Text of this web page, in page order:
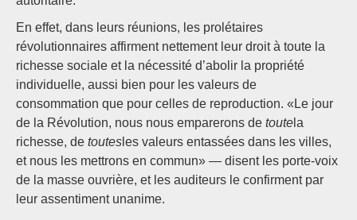
En effet, dans leurs réunions, les prolétaires
révolutionnaires affirment nettement leur droit à toute la
richesse sociale et la nécessité d’abolir la propriété
individuelle, aussi bien pour les valeurs de
consommation que pour celles de reproduction. «Le jour
de la Révolution, nous nous emparerons de toute la
richesse, de toutes les valeurs entassées dans les villes,
et nous les mettrons en commun» — disent les porte-voix
de la masse ouvrière, et les auditeurs le confirment par
leur assentiment unanime.